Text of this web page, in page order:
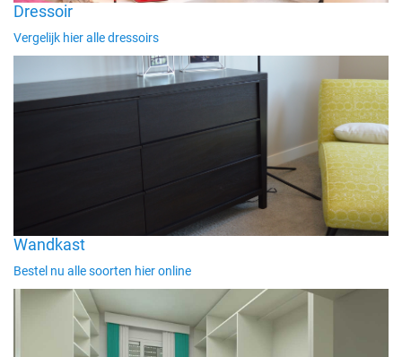
Dressoir
Vergelijk hier alle dressoirs
Wandkast
Bestel nu alle soorten hier online